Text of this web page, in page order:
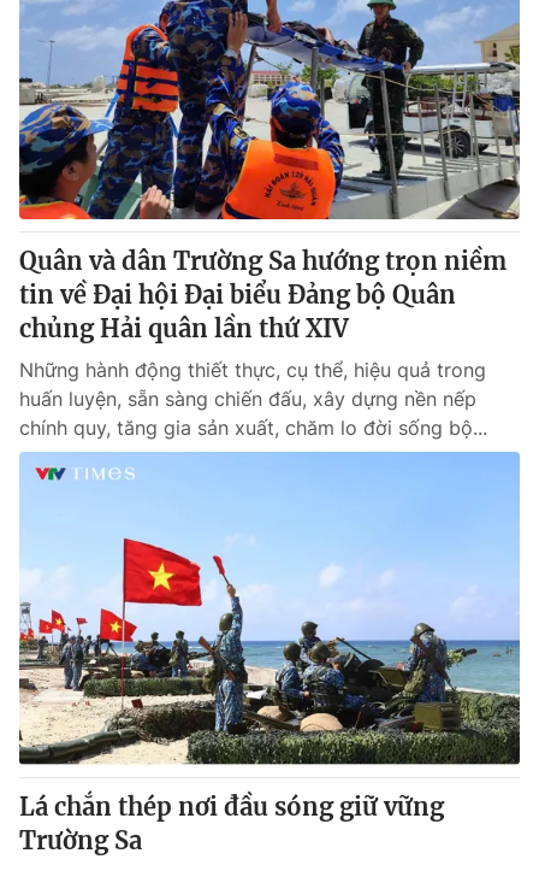
Quân và dân Trường Sa hướng trọn niềm
tin về Đại hội Đại biểu Đảng bộ Quân
chủng Hải quân lần thứ XIV
Những hành động thiết thực, cụ thể, hiệu quả trong
huấn luyện, sẵn sàng chiến đấu, xây dựng nền nếp
chính quy, tăng gia sản xuất, chăm lo đời sống bộ...
Lá chắn thép nơi đầu sóng giữ vững
Trường Sa